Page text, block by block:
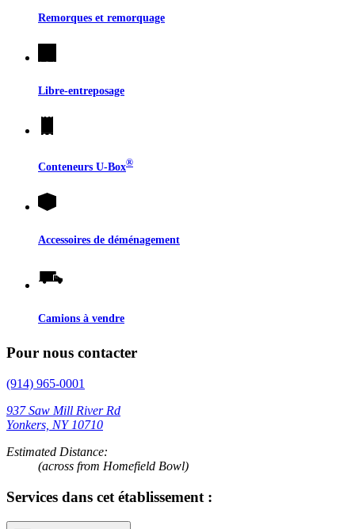
Remorques et remorquage
Libre-entreposage
Conteneurs U-Box®
Accessoires de déménagement
Camions à vendre
Pour nous contacter
(914) 965-0001
937 Saw Mill River Rd
Yonkers, NY 10710
Estimated Distance:
(across from Homefield Bowl)
Services dans cet établissement :